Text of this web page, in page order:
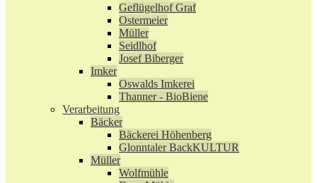
Geflügelhof Graf
Ostermeier
Müller
Seidlhof
Josef Biberger
Imker
Oswalds Imkerei
Thanner - BioBiene
Verarbeitung
Bäcker
Bäckerei Höhenberg
Glonntaler BackKULTUR
Müller
Wolfmühle